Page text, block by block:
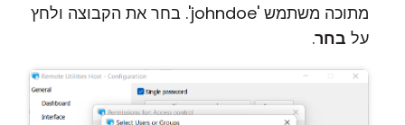
מתוכה משתמש 'johndoe'. בחר את הקבוצה ולחץ
על בחר.